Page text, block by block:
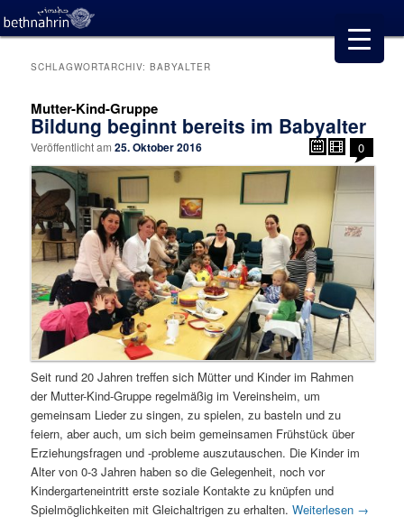
SCHLAGWORTARCHIV:BABYALTER
Mutter-Kind-Gruppe
Bildung beginnt bereits im Babyalter
Veröffentlicht am25. Oktober 2016 0
Seit rund 20 Jahren treffen sich Mütter und Kinder im Rahmen
der Mutter-Kind-Gruppe regelmäßig im Vereinsheim, um
gemeinsam Lieder zu singen, zu spielen, zu basteln und zu
feiern, aber auch, um sich beim gemeinsamen Frühstück über
Erziehungsfragen und -probleme auszutauschen. Die Kinder im
Alter von 0-3 Jahren haben so die Gelegenheit, noch vor
Kindergarteneintritt erste soziale Kontakte zu knüpfen und
Spielmöglichkeiten mit Gleichaltrigen zu erhalten.Weiterlesen →